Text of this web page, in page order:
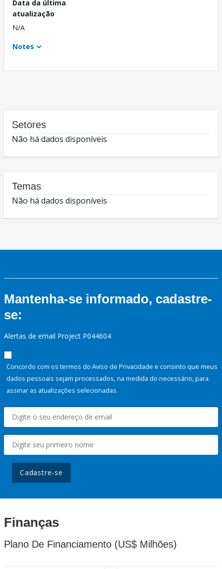
Data da última
atualização
N/A
Notes
Setores
Não há dados disponíveis
Temas
Não há dados disponíveis
Mantenha-se informado, cadastre-
se:
Alertas de email Project P044604
Concordo com os termos do Aviso de Privacidade e consinto que meus
dados pessoais sejam processados, na medida do necessário, para
assinar as atualizações selecionadas.
Cadastre-se
Finanças
Plano De Financiamento (US$ Milhões)